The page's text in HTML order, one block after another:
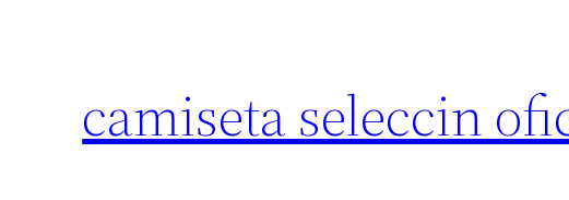
camiseta seleccin